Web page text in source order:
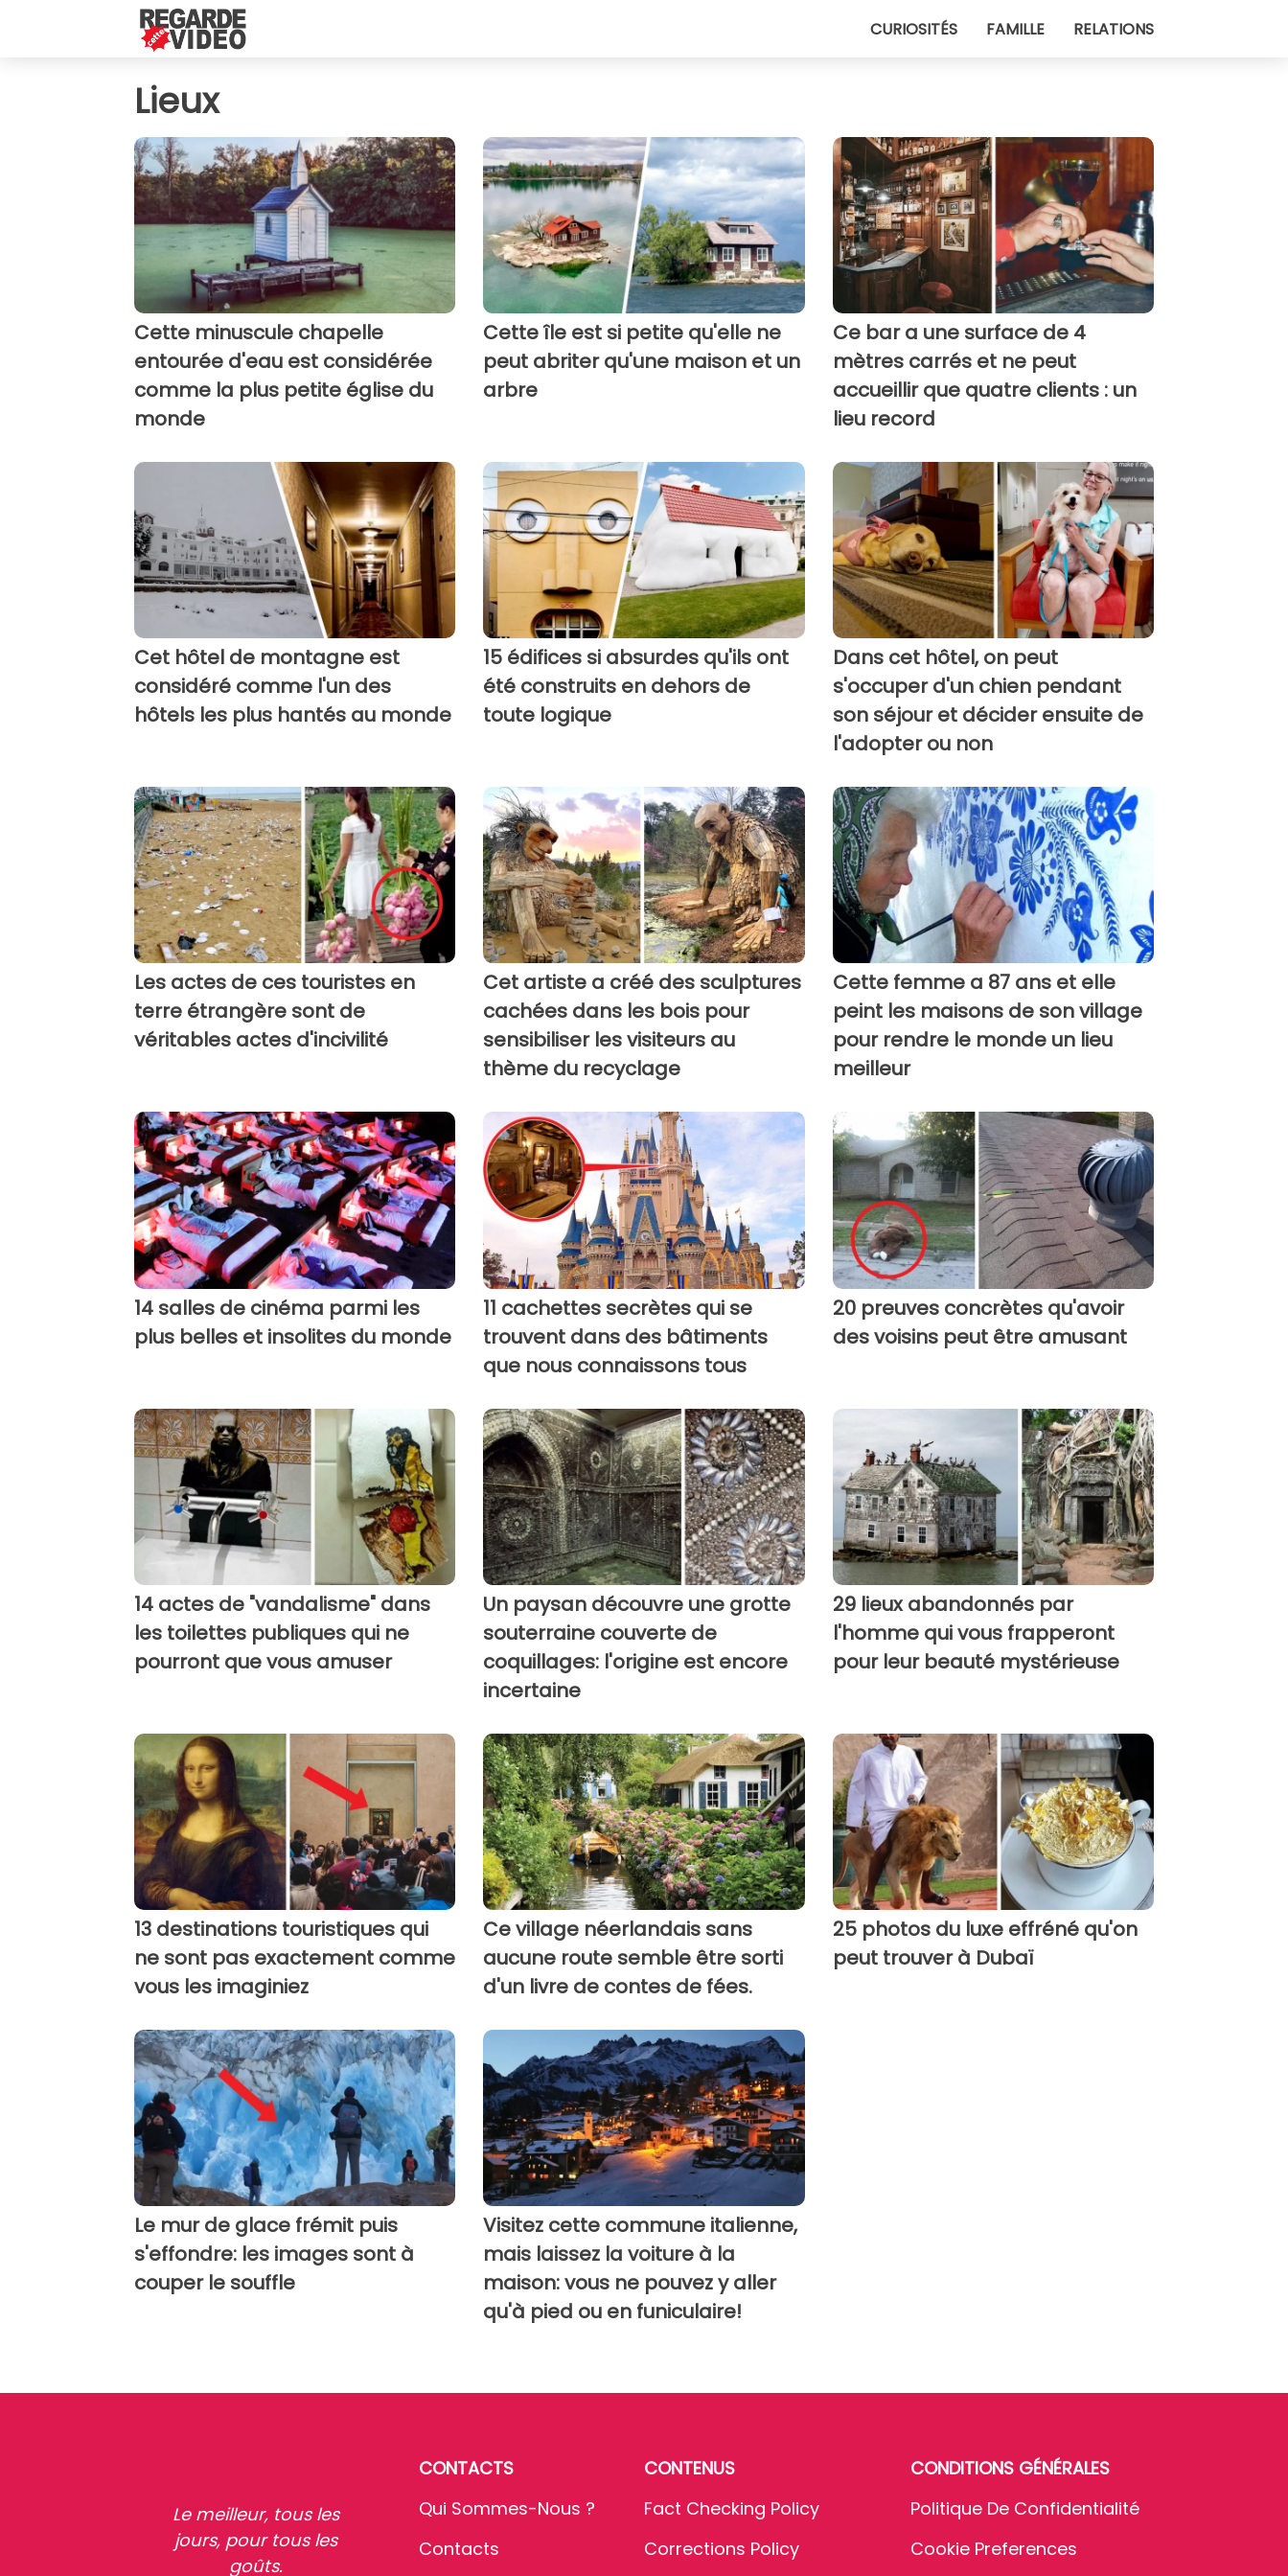
CURIOSITÉS FAMILLE RELATIONS
Lieux
Cette minuscule chapelle
entourée d'eau est considérée
comme la plus petite église du
monde
Cette île est si petite qu'elle ne
peut abriter qu'une maison et un
arbre
Ce bar a une surface de 4
mètres carrés et ne peut
accueillir que quatre clients : un
lieu record
Cet hôtel de montagne est
considéré comme l'un des
hôtels les plus hantés au monde
15 édifices si absurdes qu'ils ont
été construits en dehors de
toute logique
Dans cet hôtel, on peut
s'occuper d'un chien pendant
son séjour et décider ensuite de
l'adopter ou non
Les actes de ces touristes en
terre étrangère sont de
véritables actes d'incivilité
Cet artiste a créé des sculptures
cachées dans les bois pour
sensibiliser les visiteurs au
thème du recyclage
Cette femme a 87 ans et elle
peint les maisons de son village
pour rendre le monde un lieu
meilleur
14 salles de cinéma parmi les
plus belles et insolites du monde
11 cachettes secrètes qui se
trouvent dans des bâtiments
que nous connaissons tous
20 preuves concrètes qu'avoir
des voisins peut être amusant
14 actes de "vandalisme" dans
les toilettes publiques qui ne
pourront que vous amuser
Un paysan découvre une grotte
souterraine couverte de
coquillages: l'origine est encore
incertaine
29 lieux abandonnés par
l'homme qui vous frapperont
pour leur beauté mystérieuse
13 destinations touristiques qui
ne sont pas exactement comme
vous les imaginiez
Ce village néerlandais sans
aucune route semble être sorti
d'un livre de contes de fées.
25 photos du luxe effréné qu'on
peut trouver à Dubaï
Le mur de glace frémit puis
s'effondre: les images sont à
couper le souffle
Visitez cette commune italienne,
mais laissez la voiture à la
maison: vous ne pouvez y aller
qu'à pied ou en funiculaire!
Le meilleur, tous les
jours, pour tous les
goûts.
CONTACTS
Qui Sommes-Nous ?
Contacts
CONTENUS
Fact Checking Policy
Corrections Policy
CONDITIONS GÉNÉRALES
Politique De Confidentialité
Cookie Preferences